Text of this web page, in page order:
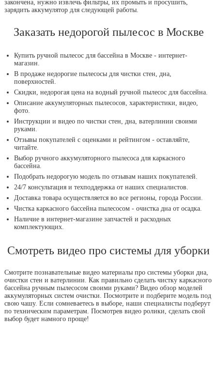
закончена, нужно извлечь фильтры, их промыть и просушить,
зарядить аккумулятор для следующей работы.
Заказать недорогой пылесос в Москве
Купить ручной пылесос для бассейна в Москве - интернет-
магазин.
В продаже недорогие пылесосы для чистки стен, дна,
поверхностей.
Скидки, недорогая цена на водный ручной пылесос для бассейна.
Описание аккумуляторных пылесосов, характеристики, видео,
фото.
Инструкции и видео по чистки стен, дна, ватерлинии своими
руками.
Отзывы покупателей с оценками и рейтингом - оставляйте,
читайте.
Выбор ручного аккумуляторного пылесоса для каркасного
бассейна.
Подобрать недорогую модель по отзывам наших покупателей.
24/7 консультация и техподдержка от наших специалистов.
Доставка товара осуществляется во все регионы, города России.
Чистка каркасного бассейна пылесосом - очистка дна от осадка.
Наличие в интернет-магазине запчастей и расходных
комплектующих.
Смотреть видео про системы для уборки
Смотрите познавательные видео материалы про системы уборки дна,
очистки стен и ватерлинии. Как правильно сделать чистку каркасного
бассейна ручным пылесосом своими руками? Видео обзор моделей
аккумуляторных систем очистки. Посмотрите и подберите модель под
свою чашу. Если сомневаетесь в выборе, наши специалисты подберут
по техническим параметрам. Посмотрев видео ролики, сделать свой
выбор будет намного проще!